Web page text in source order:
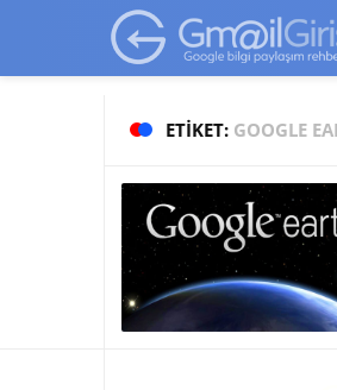
google-site-
ETIKET: GOOGLE